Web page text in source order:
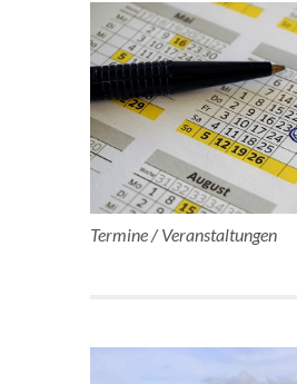
Termine / Veranstaltungen